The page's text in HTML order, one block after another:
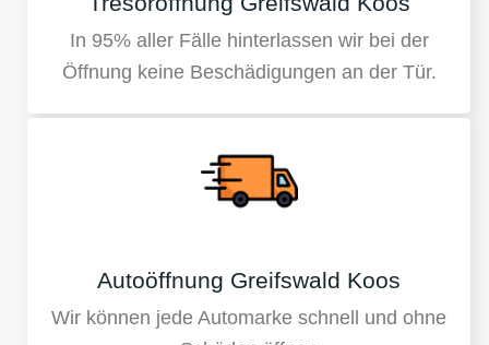
In 95% aller Fälle hinterlassen wir bei der
Öffnung keine Beschädigungen an der Tür.
Autoöffnung Greifswald Koos
Wir können jede Automarke schnell und ohne